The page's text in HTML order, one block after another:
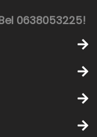
0638053225!